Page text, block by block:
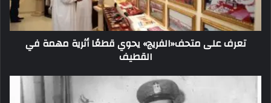
تعرف على متحف«الفريج» يحوي قطعًا أثرية مهمة في
القطيف